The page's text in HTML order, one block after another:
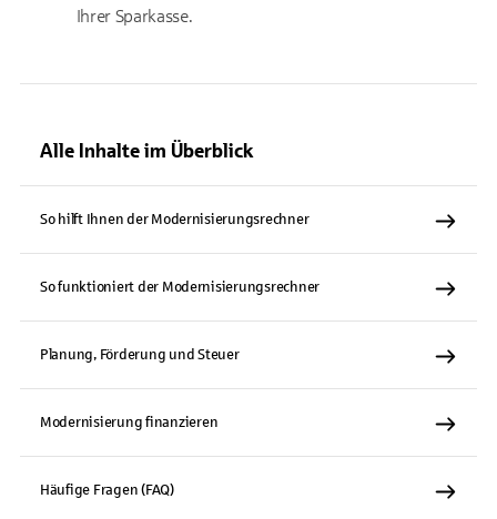
Ihrer Sparkasse.
Alle Inhalte im Überblick
So hilft Ihnen der Modernisierungsrechner
So funktioniert der Modernisierungsrechner
Planung, Förderung und Steuer
Modernisierung finanzieren
Häufige Fragen (FAQ)